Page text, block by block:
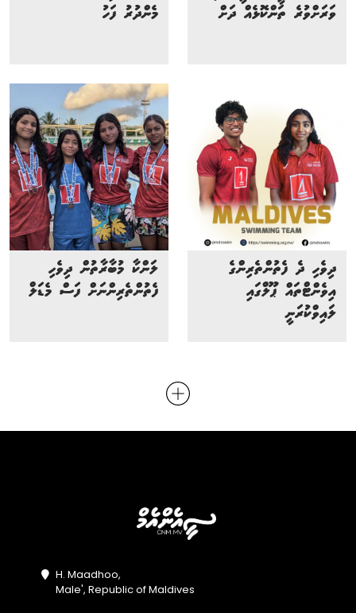
ވަރަށްވުރެ ތަންކޮޅެއް ދަށް
މެންދުރު ފަހު
ދިވެހި ދެ ފެތުންތެރިންގެ
އިވެންޓްތައް ޕޫލްގައި
ލައިވްކުރަނީ
ލަންކާ މުބާރާތުން ދިވެހި
ފެތުންތެރިންނަށް ފަސް މެޑަލް
H. Maadhoo,
Male', Republic of Maldives